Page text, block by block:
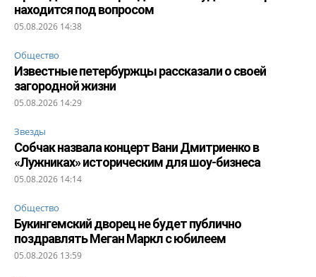
находится под вопросом
05.08.2026 14:38
Общество
Известные петербуржцы рассказали о своей
загородной жизни
05.08.2026 14:29
Звезды
Собчак назвала концерт Вани Дмитриенко в
«Лужниках» историческим для шоу-бизнеса
05.08.2026 14:14
Общество
Букингемский дворец не будет публично
поздравлять Меган Маркл с юбилеем
05.08.2026 13:59